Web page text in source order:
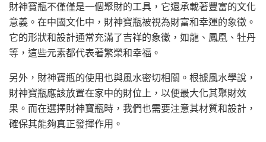
財神寶瓶不僅僅是一個聚財的工具，它還承載著豐富的文化
意義。在中國文化中，財神寶瓶被視為財富和幸運的象徵。
它的形狀和設計通常充滿了吉祥的象徵，如龍、鳳凰、牡丹
等，這些元素都代表著繁榮和幸福。
另外，財神寶瓶的使用也與風水密切相關。根據風水學說，
財神寶瓶應該放置在家中的財位上，以便最大化其聚財效
果。而在選擇財神寶瓶時，我們也需要注意其材質和設計，
確保其能夠真正發揮作用。